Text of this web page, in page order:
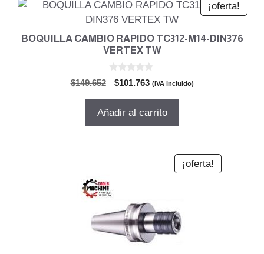
¡oferta!
BOQUILLA CAMBIO RAPIDO TC312-M14-DIN376
VERTEX TW
$149.652
El
original
$101.763El
actual
(IVA incluido)
Añadir al carrito
¡oferta!